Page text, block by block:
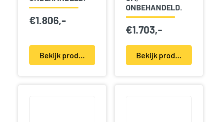
€1.806,-
Bekijk product(en)
ONBEHANDELD.
€1.703,-
Bekijk product(en)